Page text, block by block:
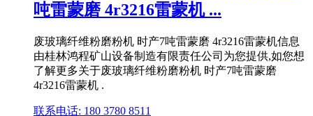
吨雷蒙磨 4r3216雷蒙机 ...
废玻璃纤维粉磨粉机 时产7吨雷蒙磨 4r3216雷蒙机信息
由桂林鸿程矿山设备制造有限责任公司为您提供,如您想
了解更多关于废玻璃纤维粉磨粉机 时产7吨雷蒙磨
4r3216雷蒙机 .
联系电话: 180 3780 8511